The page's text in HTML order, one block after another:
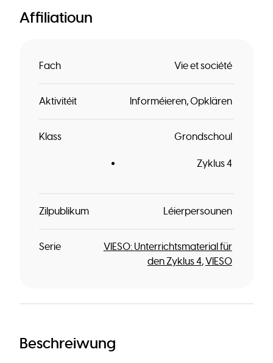
Affiliatioun
Fach Vie et société
Aktivitéit Informéieren Opklären
Klass Grondschoul
Zyklus 4
Zilpublikum Léierpersounen
Serie
VIESO: Unterrichtsmaterial für
den Zyklus 4 VIESO
Beschreiwung